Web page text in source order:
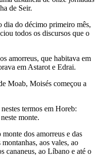
de Seir.
dia do décimo primeiro mês,
todos os discursos que o
amorreus, que habitava em
em Astarot e Edrai.
Moab, Moisés começou a
termos em Horeb:
monte.
dos amorreus e das
aos vales, ao
cananeus, ao Líbano e até o